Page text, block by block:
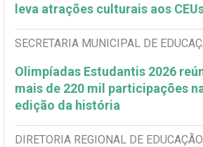
leva atrações culturais aos
SECRETARIA MUNICIPAL DE
Olimpíadas Estudantis 2026
mais de 220 mil participações
edição da história
DIRETORIA REGIONAL DE